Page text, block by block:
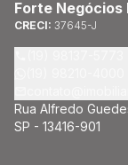
Forte Negócios
CRECI: 37645-J
Rua Alfredo
SP - 13416-901